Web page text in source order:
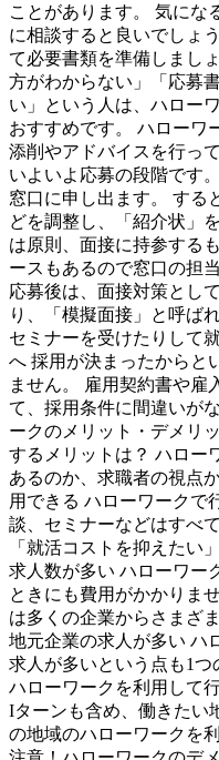
ことがあります。 気にな
に相談すると良いでしょ
て必要書類を準備しまし
方がわからない」「応募
い」という人は、ハロー
おすすめです。 ハローワ
添削やアドバイスを行っ
いよいよ応募の段階です
窓口に申し出ます。 する
どを調整し、「紹介状」
は原則、面接に持参する
ースもあるので窓口の担
応募後は、面接対策とし
り、「模擬面接」と呼ば
セミナーを受けたりして
へ 採用が決まったからと
ません。 雇用契約書や雇
て、採用条件に間違いが
ークのメリット・デメリ
するメリットは？ ハロー
あるのか、求職者の視点
用できる ハローワークで
談、セミナーなどはすべ
「就活コストを抑えたい
求人数が多い ハローワー
ときにも費用がかかりま
は多くの企業からさまざ
地元企業の求人が多い ハ
求人が多いという点も1
ハローワークを利用して
Iターンも含め、働きたい
の地域のハローワークを